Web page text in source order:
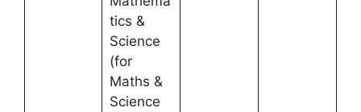
tics &
Science
(for
Maths &
Science